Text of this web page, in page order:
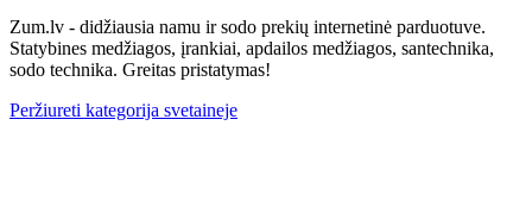
Zum.lv - didžiausia namu ir sodo prekių internetinė parduotuve.
Statybines medžiagos, įrankiai, apdailos medžiagos, santechnika,
sodo technika. Greitas pristatymas!
Peržiureti kategorija svetaineje